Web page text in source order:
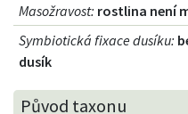
Masožravost: rostlina není
Symbiotická fixace dusíku:
dusík
Původ taxonu